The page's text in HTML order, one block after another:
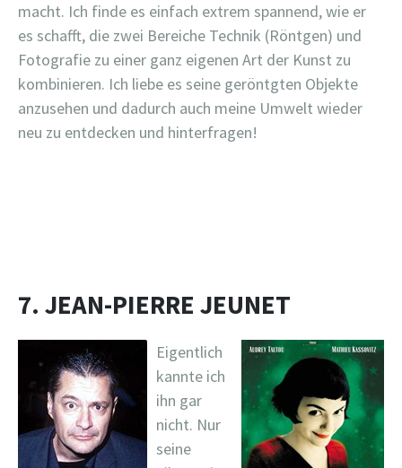
macht. Ich finde es einfach extrem spannend, wie er
es schafft, die zwei Bereiche Technik (Röntgen) und
Fotografie zu einer ganz eigenen Art der Kunst zu
kombinieren. Ich liebe es seine geröntgten Objekte
anzusehen und dadurch auch meine Umwelt wieder
neu zu entdecken und hinterfragen!
7. JEAN-PIERRE JEUNET
Eigentlich
kannte ich
ihn gar
nicht. Nur
seine